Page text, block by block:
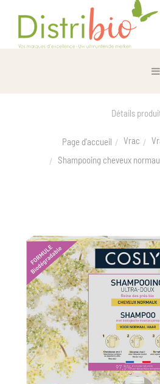
Détails
Page d'accueil Vrac
Shampooing cheveux